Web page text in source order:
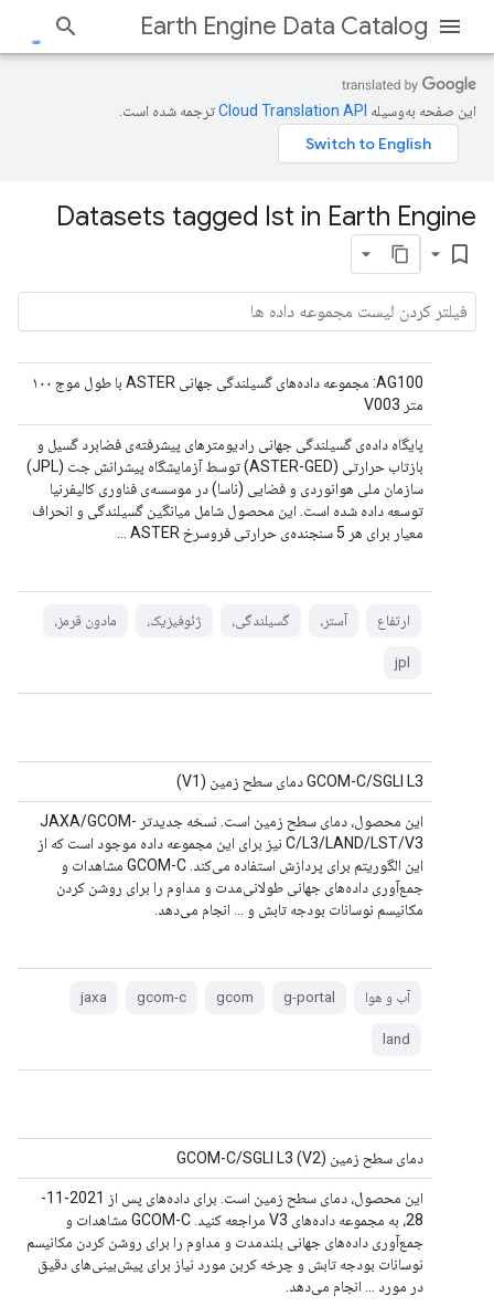
Earth Engine Data Catalog
این صفحه به‌وسیله ترجمه شده است.
Datasets tagged lst in Earth Engine
bookmark_border
AG100: مجموعه داده‌های گسیلندگی جهانی ASTER با طول موج ۱۰۰
متر V003
پایگاه داده‌ی گسیلندگی جهانی رادیومترهای پیشرفته‌ی فضابرد گسیل و
بازتاب حرارتی (ASTER-GED) توسط آزمایشگاه پیشرانش جت (JPL)
سازمان ملی هوانوردی و فضایی (ناسا) در موسسه‌ی فناوری کالیفرنیا
توسعه داده شده است. این محصول شامل میانگین گسیلندگی و انحراف
معیار برای هر 5 سنجنده‌ی حرارتی فروسرخ ASTER ...
ارتفاع آستر، گسیلندگی، ژئوفیزیک، مادون قرمز،
jpl
GCOM-C/SGLI L3 دمای سطح زمین (V1)
این محصول، دمای سطح زمین است. نسخه جدیدتر JAXA/GCOM-
C/L3/LAND/LST/V3 نیز برای این مجموعه داده موجود است که از
این الگوریتم برای پردازش استفاده می‌کند. GCOM-C مشاهدات و
جمع‌آوری داده‌های جهانی طولانی‌مدت و مداوم را برای روشن کردن
مکانیسم نوسانات بودجه تابش و ... انجام می‌دهد.
آب و هوا g-portal
gcom
gcom-c
jaxa
land
دمای سطح زمین (V2) GCOM-C/SGLI L3
این محصول، دمای سطح زمین است. برای داده‌های پس از 2021-11-
28، به مجموعه داده‌های V3 مراجعه کنید. GCOM-C مشاهدات و
جمع‌آوری داده‌های جهانی بلندمدت و مداوم را برای روشن کردن مکانیسم
نوسانات بودجه تابش و چرخه کربن مورد نیاز برای پیش‌بینی‌های دقیق
در مورد ... انجام می‌دهد.